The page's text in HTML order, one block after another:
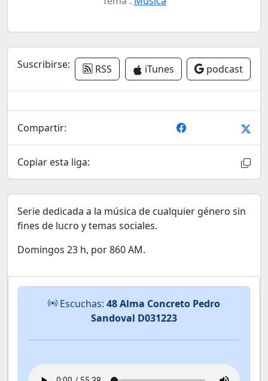
Suscribirse: RSS iTunes podcast
Compartir:
Copiar esta liga:
Serie dedicada a la música de cualquier género sin
fines de lucro y temas sociales.
Domingos 23 h, por 860 AM.
Escuchas: 48 Alma Concreto Pedro
Sandoval D031223